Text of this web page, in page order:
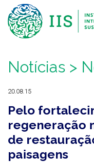
Notícias >
20.08.15
Pelo
regeneração
de
paisagens